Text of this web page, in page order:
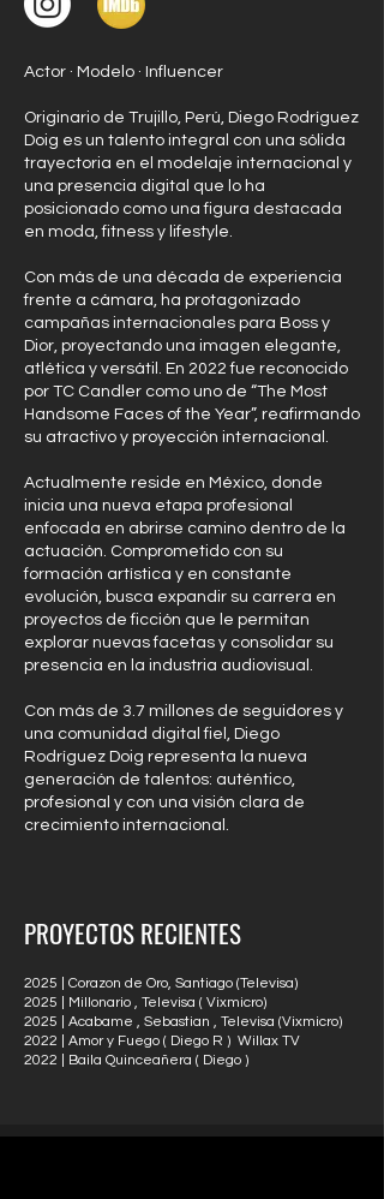
Actor · Modelo · Influencer
Originario de Trujillo, Perú, Diego Rodríguez
Doig es un talento integral con una sólida
trayectoria en el modelaje internacional y
una presencia digital que lo ha
posicionado como una figura destacada
en moda, fitness y lifestyle.
Con más de una década de experiencia
frente a cámara, ha protagonizado
campañas internacionales para Boss y
Dior, proyectando una imagen elegante,
atlética y versátil. En 2022 fue reconocido
por TC Candler como uno de “The Most
Handsome Faces of the Year”, reafirmando
su atractivo y proyección internacional.
Actualmente reside en México, donde
inicia una nueva etapa profesional
enfocada en abrirse camino dentro de la
actuación. Comprometido con su
formación artística y en constante
evolución, busca expandir su carrera en
proyectos de ficción que le permitan
explorar nuevas facetas y consolidar su
presencia en la industria audiovisual.
Con más de 3.7 millones de seguidores y
una comunidad digital fiel, Diego
Rodríguez Doig representa la nueva
generación de talentos: auténtico,
profesional y con una visión clara de
crecimiento internacional.
PROYECTOS RECIENTES
2025 | Corazon de Oro, Santiago (Televisa)
2025 | Millonario , Televisa ( Vixmicro)
2025 | Acabame , Sebastian , Televisa (Vixmicro)
2022 | Amor y Fuego ( Diego R ) Willax TV
2022 | Baila Quinceañera ( Diego )